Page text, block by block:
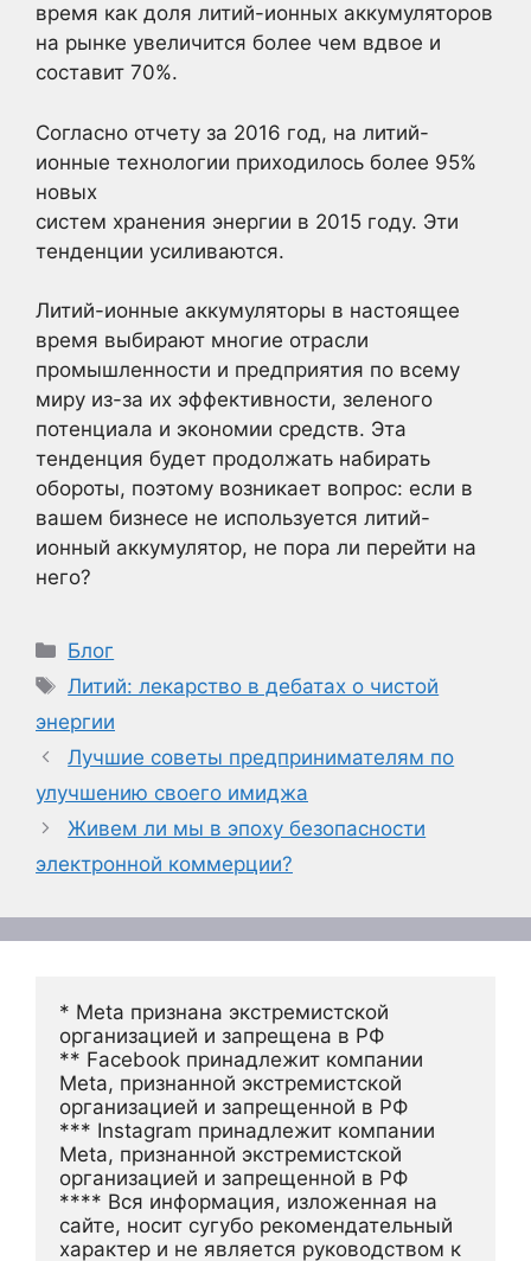
время как доля литий-ионных аккумуляторов
на рынке увеличится более чем вдвое и
составит 70%.
Согласно отчету за 2016 год, на литий-
ионные технологии приходилось более 95%
новых
систем хранения энергии в 2015 году. Эти
тенденции усиливаются.
Литий-ионные аккумуляторы в настоящее
время выбирают многие отрасли
промышленности и предприятия по всему
миру из-за их эффективности, зеленого
потенциала и экономии средств. Эта
тенденция будет продолжать набирать
обороты, поэтому возникает вопрос: если в
вашем бизнесе не используется литий-
ионный аккумулятор, не пора ли перейти на
него?
Рубрики
Блог
Метки
Литий: лекарство в дебатах о чистой
энергии
Лучшие советы предпринимателям по
улучшению своего имиджа
Живем ли мы в эпоху безопасности
электронной коммерции?
* Meta признана экстремистской
организацией и запрещена в РФ
** Facebook принадлежит компании
Meta, признанной экстремистской
организацией и запрещенной в РФ
*** Instagram принадлежит компании
Meta, признанной экстремистской
организацией и запрещенной в РФ
**** Вся информация, изложенная на
сайте, носит сугубо рекомендательный
характер и не является руководством к